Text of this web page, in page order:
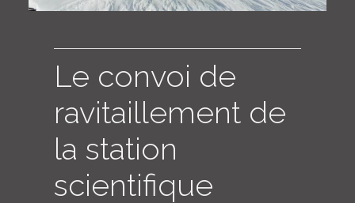
ENGLISH
Le convoi de
ravitaillement de
la station
scientifique